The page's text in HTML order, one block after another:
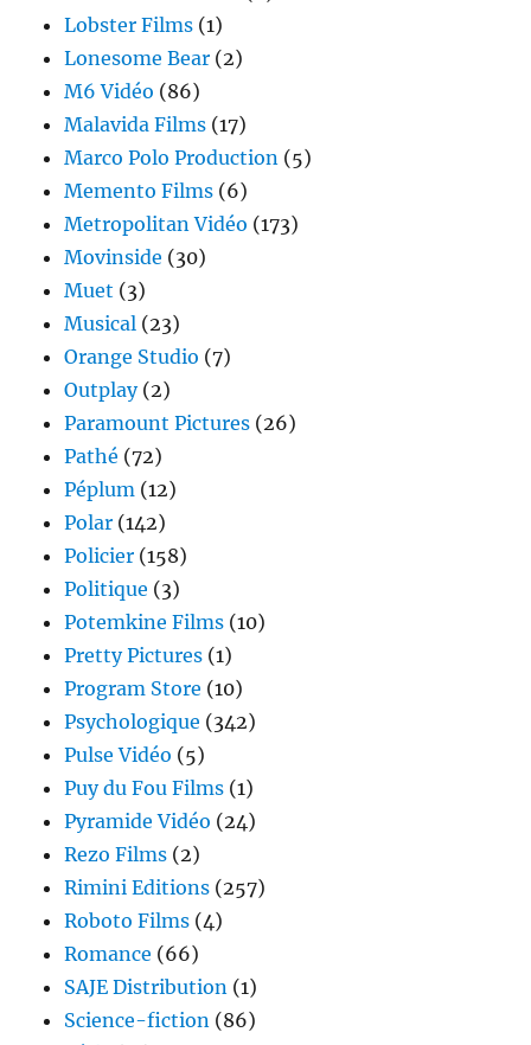
Lobster Films (1)
Lonesome Bear (2)
M6 Vidéo (86)
Malavida Films (17)
Marco Polo Production (5)
Memento Films (6)
Metropolitan Vidéo (173)
Movinside (30)
Muet (3)
Musical (23)
Orange Studio (7)
Outplay(2)
Paramount Pictures (26)
Pathé (72)
Péplum (12)
Polar (142)
Policier (158)
Politique (3)
Potemkine Films (10)
Pretty Pictures (1)
Program Store (10)
Psychologique (342)
Pulse Vidéo (5)
Puy du Fou Films (1)
Pyramide Vidéo (24)
Rezo Films (2)
Rimini Editions (257)
Roboto Films (4)
Romance (66)
SAJE Distribution (1)
Science-fiction (86)